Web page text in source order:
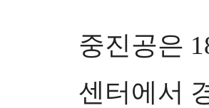
중진공은
센터에서